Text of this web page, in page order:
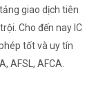
giao dịch tiên
Cho đến nay IC
tốt và uy tín
AFSL, AFCA.